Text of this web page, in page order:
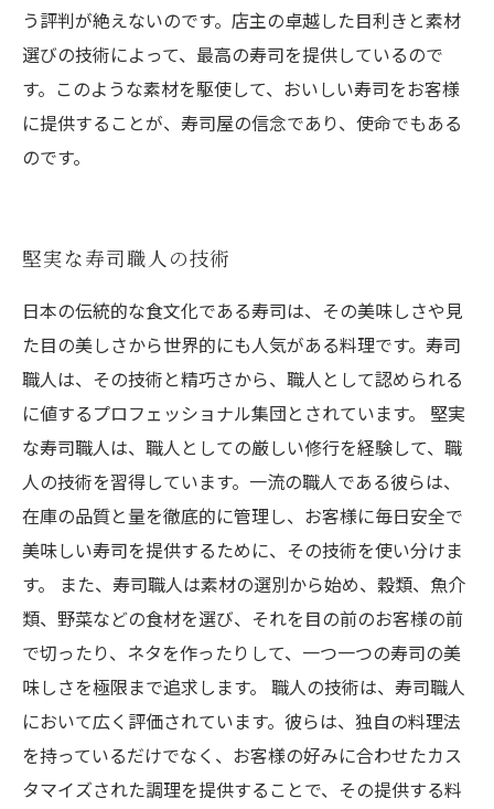
う評判が絶えないのです。店主の卓越した目利きと素材
選びの技術によって、最高の寿司を提供しているので
す。このような素材を駆使して、おいしい寿司をお客様
に提供することが、寿司屋の信念であり、使命でもある
のです。
堅実な寿司職人の技術
日本の伝統的な食文化である寿司は、その美味しさや見
た目の美しさから世界的にも人気がある料理です。寿司
職人は、その技術と精巧さから、職人として認められる
に値するプロフェッショナル集団とされています。 堅実
な寿司職人は、職人としての厳しい修行を経験して、職
人の技術を習得しています。一流の職人である彼らは、
在庫の品質と量を徹底的に管理し、お客様に毎日安全で
美味しい寿司を提供するために、その技術を使い分けま
す。 また、寿司職人は素材の選別から始め、穀類、魚介
類、野菜などの食材を選び、それを目の前のお客様の前
で切ったり、ネタを作ったりして、一つ一つの寿司の美
味しさを極限まで追求します。 職人の技術は、寿司職人
において広く評価されています。彼らは、独自の料理法
を持っているだけでなく、お客様の好みに合わせたカス
タマイズされた調理を提供することで、その提供する料